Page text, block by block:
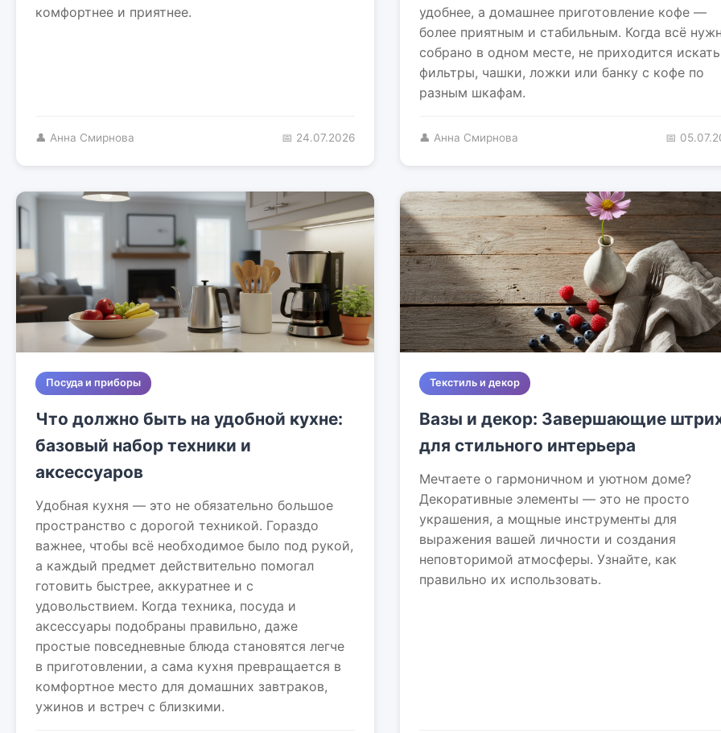
комфортнее и приятнее.
👤 Анна Смирнова 📅 24.07.2026
удобнее, а домашнее приготовление кофе —
более приятным и стабильным. Когда всё
собрано в одном месте, не приходится искать
фильтры, чашки, ложки или банку с кофе по
разным шкафам.
👤 Анна Смирнова 📅
Посуда и приборы
Что должно быть на удобной кухне:
базовый набор техники и
аксессуаров
Удобная кухня — это не обязательно большое
пространство с дорогой техникой. Гораздо
важнее, чтобы всё необходимое было под рукой,
а каждый предмет действительно помогал
готовить быстрее, аккуратнее и с
удовольствием. Когда техника, посуда и
аксессуары подобраны правильно, даже
простые повседневные блюда становятся легче
в приготовлении, а сама кухня превращается в
комфортное место для домашних завтраков,
ужинов и встреч с близкими.
Текстиль и декор
Вазы и декор: Завершающие
для стильного интерьера
Мечтаете о гармоничном и уютном доме?
Декоративные элементы — это не просто
украшения, а мощные инструменты для
выражения вашей личности и создания
неповторимой атмосферы. Узнайте, как
правильно их использовать.